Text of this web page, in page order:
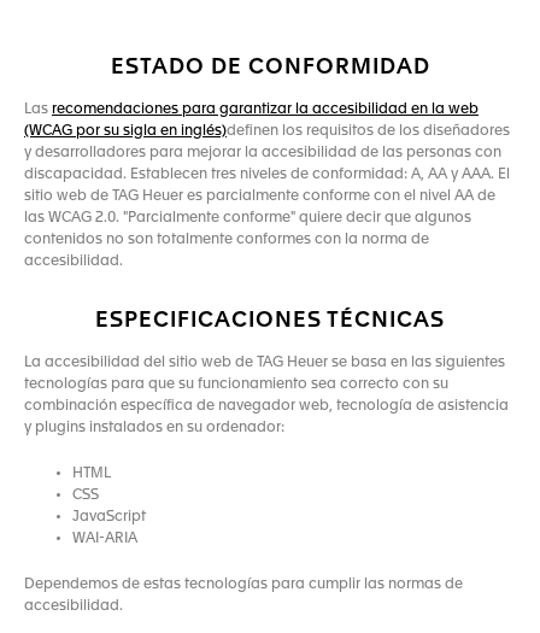
ESTADO DE CONFORMIDAD
Las recomendaciones para garantizar la accesibilidad en la web
(WCAG por su sigla en inglés)definen los requisitos de los diseñadores
y desarrolladores para mejorar la accesibilidad de las personas con
discapacidad. Establecen tres niveles de conformidad: A, AA y AAA. El
sitio web de TAG Heuer es parcialmente conforme con el nivel AA de
las WCAG 2.0. "Parcialmente conforme" quiere decir que algunos
contenidos no son totalmente conformes con la norma de
accesibilidad.
ESPECIFICACIONES TÉCNICAS
La accesibilidad del sitio web de TAG Heuer se basa en las siguientes
tecnologías para que su funcionamiento sea correcto con su
combinación específica de navegador web, tecnología de asistencia
y plugins instalados en su ordenador:
HTML
CSS
JavaScript
WAI-ARIA
Dependemos de estas tecnologías para cumplir las normas de
accesibilidad.